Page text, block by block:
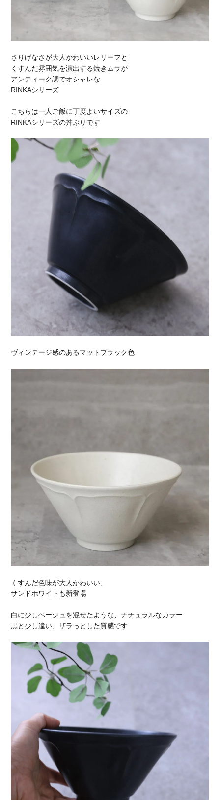
さりげなさが大人かわいいレリーフと
くすんだ雰囲気を演出する焼きムラが
アンティーク調でオシャレな
RINKAシリーズ
こちらは一人ご飯に丁度よいサイズの
RINKAシリーズの丼ぶりです
ヴィンテージ感のあるマットブラック色
くすんだ色味が大人かわいい、
サンドホワイトも新登場
白に少しベージュを混ぜたような、ナチュラルなカラー
黒と少し違い、ザラっとした質感です